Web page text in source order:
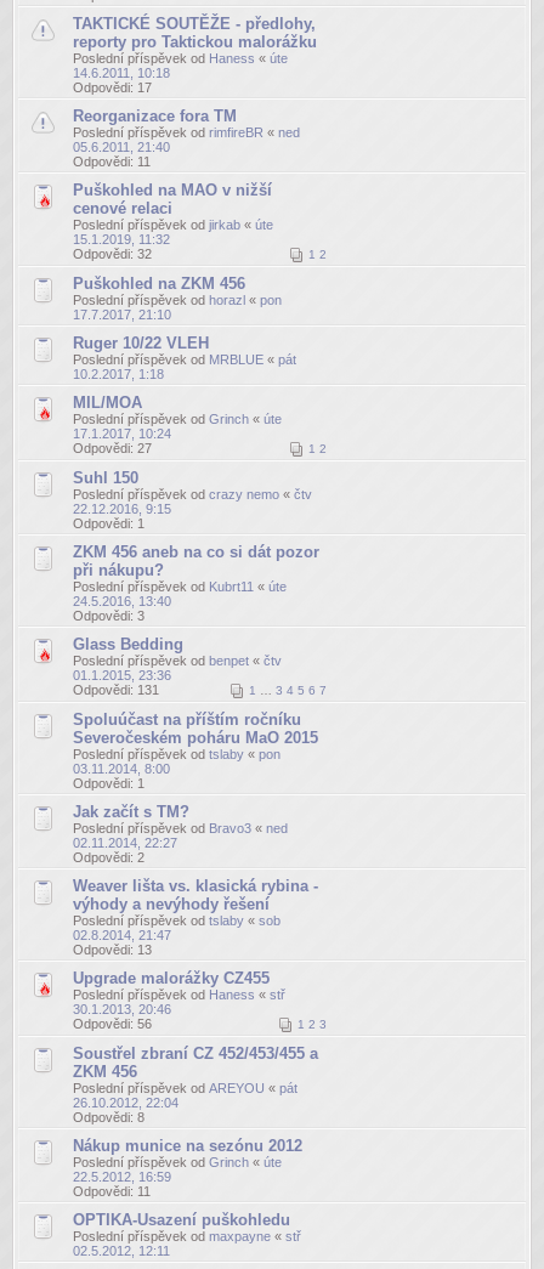
TAKTICKÉ SOUTĚŽE - předlohy,
reporty pro Taktickou malorážku
Poslední příspěvek od Haness « úte
14.6.2011, 10:18
Odpovědi: 17
Reorganizace fora TM
Poslední příspěvek od rimfireBR « ned
05.6.2011, 21:40
Odpovědi: 11
Puškohled na MAO v nižší
cenové relaci
Poslední příspěvek od jirkab « úte
15.1.2019, 11:32
Odpovědi: 32 1 2
Puškohled na ZKM 456
Poslední příspěvek od horazl « pon
17.7.2017, 21:10
Ruger 10/22 VLEH
Poslední příspěvek od MRBLUE « pát
10.2.2017, 1:18
MIL/MOA
Poslední příspěvek od Grinch « úte
17.1.2017, 10:24
Odpovědi: 27 1 2
Suhl 150
Poslední příspěvek od crazy nemo « čtv
22.12.2016, 9:15
Odpovědi: 1
ZKM 456 aneb na co si dát pozor
při nákupu?
Poslední příspěvek od Kubrt11 « úte
24.5.2016, 13:40
Odpovědi: 3
Glass Bedding
Poslední příspěvek od benpet « čtv
01.1.2015, 23:36
Odpovědi: 131 1 3 4 5 6 7
Spoluúčast na příštím ročníku
Severočeském poháru MaO 2015
Poslední příspěvek od tslaby « pon
03.11.2014, 8:00
Odpovědi: 1
Jak začít s TM?
Poslední příspěvek od Bravo3 « ned
02.11.2014, 22:27
Odpovědi: 2
Weaver lišta vs. klasická rybina -
výhody a nevýhody řešení
Poslední příspěvek od tslaby « sob
02.8.2014, 21:47
Odpovědi: 13
Upgrade malorážky CZ455
Poslední příspěvek od Haness « stř
30.1.2013, 20:46
Odpovědi: 56 1 2 3
Soustřel zbraní CZ 452/453/455 a
ZKM 456
Poslední příspěvek od AREYOU « pát
26.10.2012, 22:04
Odpovědi: 8
Nákup munice na sezónu 2012
Poslední příspěvek od Grinch « úte
22.5.2012, 16:59
Odpovědi: 11
OPTIKA-Usazení puškohledu
Poslední příspěvek od maxpayne « stř
02.5.2012, 12:11